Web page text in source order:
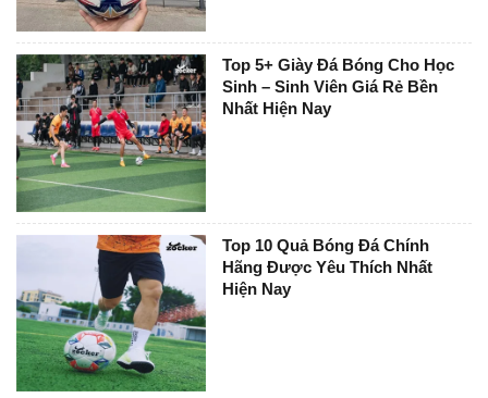
Top 5+ Giày Đá Bóng Cho Học
Sinh – Sinh Viên Giá Rẻ Bền
Nhất Hiện Nay
Top 10 Quả Bóng Đá Chính
Hãng Được Yêu Thích Nhất
Hiện Nay